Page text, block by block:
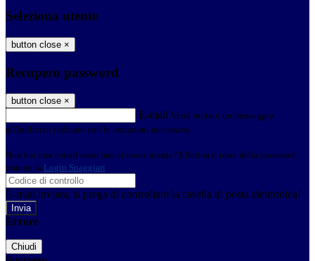
Seleziona utente
button close ×
Recupero password
button close ×
E-mail Verrà inviato un messaggio
all'indirizzo indicato con le istruzioni necessarie.
Non hai una e-mail associata al nome utente? Effettua il reset della password
tramite la Login Spaggiari
E-mail inviata, si prega di controllare la casella di posta elettronica!
Errore
Chiudi